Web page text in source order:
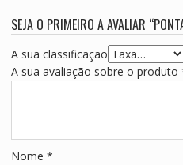
SEJA O PRIMEIRO A AVALIAR
A sua classificação
A sua avaliação sobre o produto
Nome *